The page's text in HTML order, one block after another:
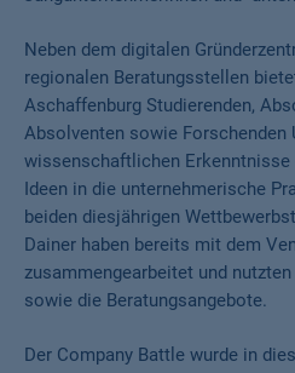
Neben dem digitalen
regionalen Beratungsstellen
Aschaffenburg Studierenden,
Absolventen sowie Forschenden
wissenschaftlichen
Ideen in die unternehmerische
beiden diesjährigen
Dainer haben bereits mit dem
zusammengearbeitet und
sowie die Beratungsangebote.
Der Company Battle wurde in